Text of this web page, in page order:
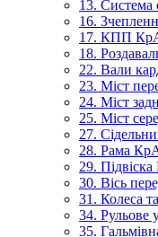
13.
16.
17. КПП
18.
22. Вали
23. Міст
24. Міст
25. Міст
27.
28. Рама
29.
30. Вісь
31. Колеса
34. Рульове
35.